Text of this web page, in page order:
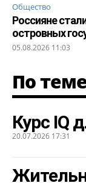
Общество
Россияне
островных
05.08.2026 11:03
По
Курс IQ
20.07.2026 17:31